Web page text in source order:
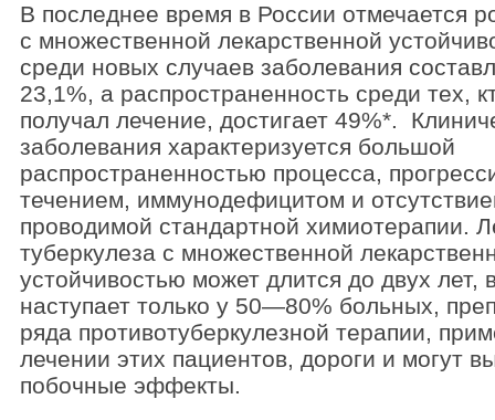
В последнее время в России отмечается
с множественной лекарственной
среди новых случаев заболевания
23,1%, а распространенность среди тех,
получал лечение, достигает 49%*.
заболевания характеризуется большой
распространенностью процесса,
течением, иммунодефицитом и
проводимой стандартной химиотерапии.
туберкулеза с множественной
устойчивостью может длится до двух лет,
наступает только у 50—80% больных,
ряда противотуберкулезной терапии,
лечении этих пациентов, дороги и могут
побочные эффекты.